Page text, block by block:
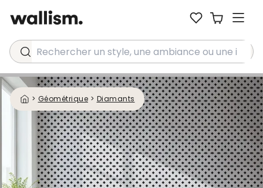
Rechercher un style, une ambiance ou une idée...
> Géométrique > Diamants